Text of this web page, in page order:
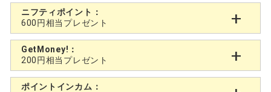
ニフティポイント：
600円相当プレゼント
GetMoney!：
200円相当プレゼント
ポイントインカム：